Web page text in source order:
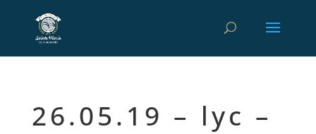
26.05.19 – lyc –